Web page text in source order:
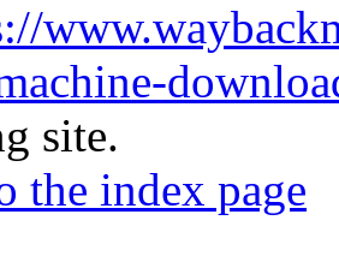
site.
the index page